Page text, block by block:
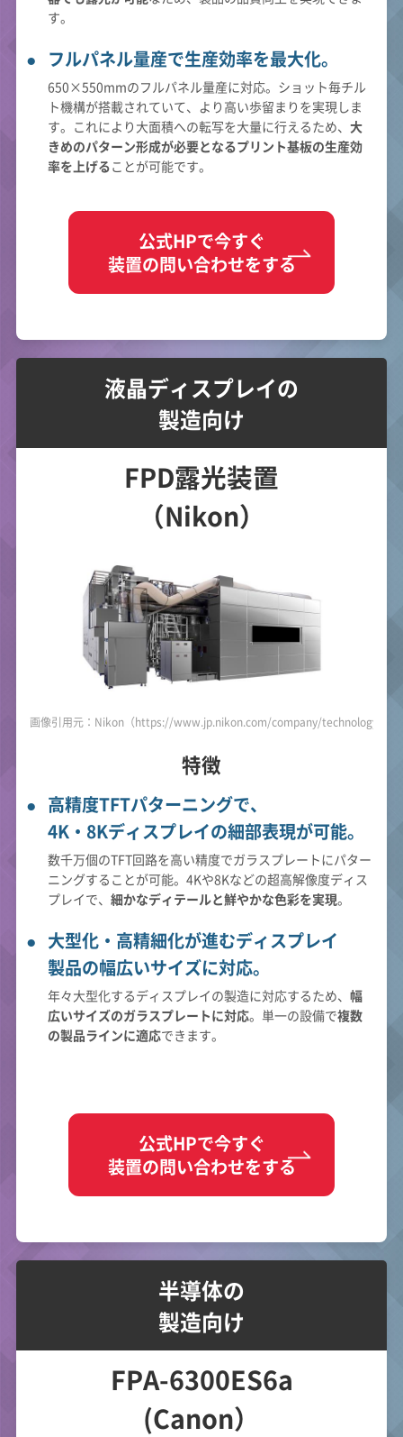
す。
フルパネル量産で生産効率を最大化。
650×550mmのフルパネル量産に対応。ショット毎チル
ト機構が搭載されていて、より高い歩留まりを実現しま
す。これにより大面積への転写を大量に行えるため、 大
きめのパターン形成が必要となるプリント基板の生産効
率を上げることが可能です。
公式HPで今すぐ
装置の問い合わせをする
液晶ディスプレイの
製造向け
FPD露光装置
（Nikon）
画像引用元：Nikon（https://www.jp.nikon.com/company/technology/
特徴
高精度TFTパターニングで、
4K・8Kディスプレイの細部表現が可能。
数千万個のTFT回路を高い精度でガラスプレートにパター
ニングすることが可能。4Kや8Kなどの超高解像度ディス
プレイで、 細かなディテールと鮮やかな色彩を実現。
大型化・高精細化が進むディスプレイ
製品の幅広いサイズに対応。
年々大型化するディスプレイの製造に対応するため、 幅
広いサイズのガラスプレートに対応。単一の設備で複数
の製品ラインに適応できます。
公式HPで今すぐ
装置の問い合わせをする
半導体の
製造向け
FPA-6300ES6a
(Canon）